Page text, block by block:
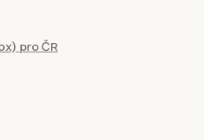
pro ČR